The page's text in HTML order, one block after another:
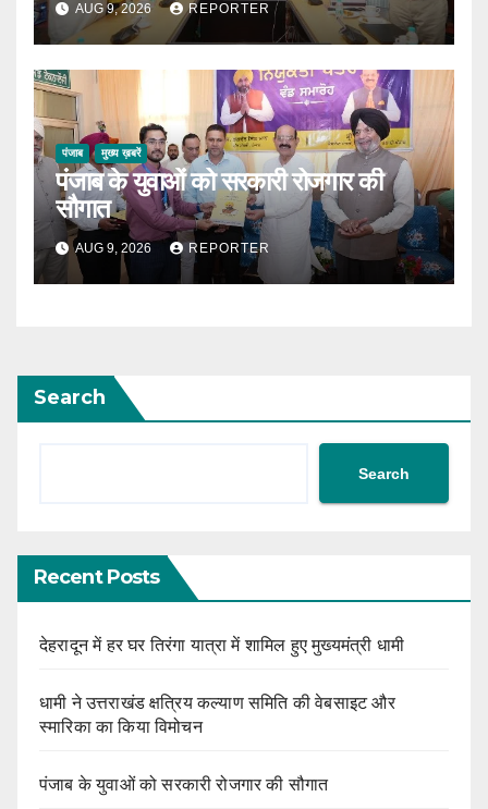
AUG 9, 2026 REPORTER
पंजाब मुख्य ख़बरें
पंजाब के युवाओं को सरकारी रोजगार की
सौगात
AUG 9, 2026 REPORTER
Search
Search
Recent Posts
देहरादून में हर घर तिरंगा यात्रा में शामिल हुए मुख्यमंत्री धामी
धामी ने उत्तराखंड क्षत्रिय कल्याण समिति की वेबसाइट और
स्मारिका का किया विमोचन
पंजाब के युवाओं को सरकारी रोजगार की सौगात